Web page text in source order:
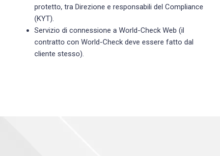
protetto, tra Direzione e responsabili del Compliance
(KYT).
Servizio di connessione a World-Check Web (il
contratto con World-Check deve essere fatto dal
cliente stesso).